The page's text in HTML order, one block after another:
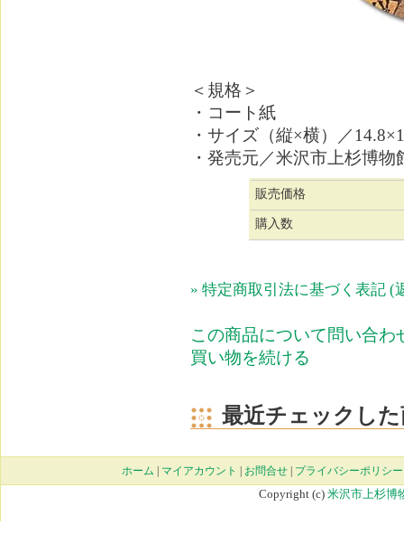
＜規格＞
・コート紙
・サイズ（縦×横）／
・発売元／米沢市上杉博物
販売価格
購入数
» 特定商取引法に基づく表記 (
この商品について問い合わ
買い物を続ける
最近チェックし
ホーム マイアカウント お問合せ プライバシーポリシー
Copyright (c) 米沢市上杉博